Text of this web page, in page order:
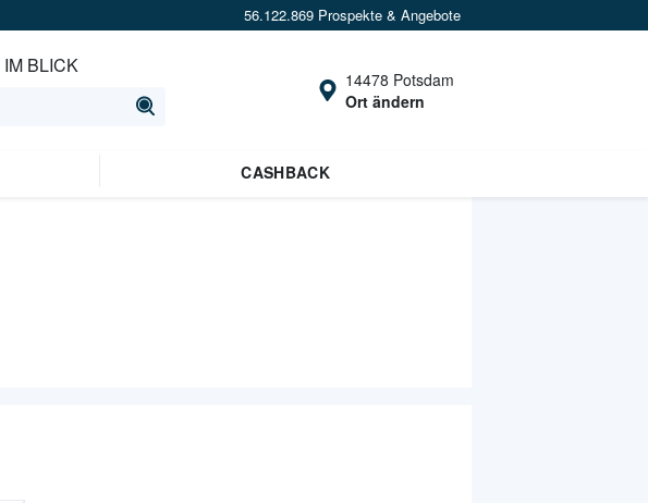
56.122.869 Prospekte & Angebote
IM BLICK
14478 Potsdam
Ort ändern
CASHBACK